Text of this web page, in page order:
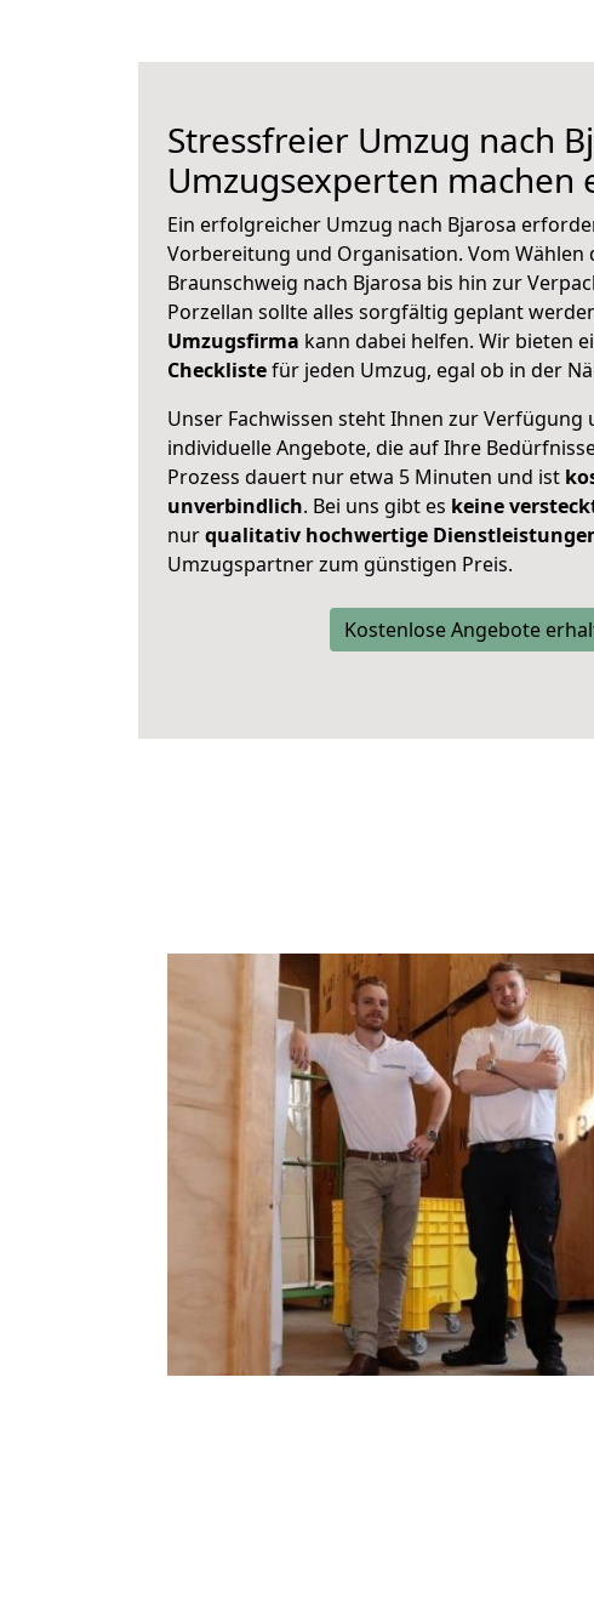
Stressfreier Umzug nach
Umzugsexperten machen
Ein erfolgreicher Umzug nach Bjarosa
Vorbereitung und Organisation. Vom Wählen
Braunschweig nach Bjarosa bis hin zur
Porzellan sollte alles sorgfältig geplant
Umzugsfirma kann dabei helfen. Wir bieten
Checklistefür jeden Umzug, egal ob in der
Unser Fachwissen steht Ihnen zur Verfügung
individuelle Angebote, die auf Ihre
Prozess dauert nur etwa 5 Minuten und ist
unverbindlich. Bei uns gibt es keine
nurqualitativ hochwertige
Umzugspartner zum günstigen Preis.
Kostenlose Angebote